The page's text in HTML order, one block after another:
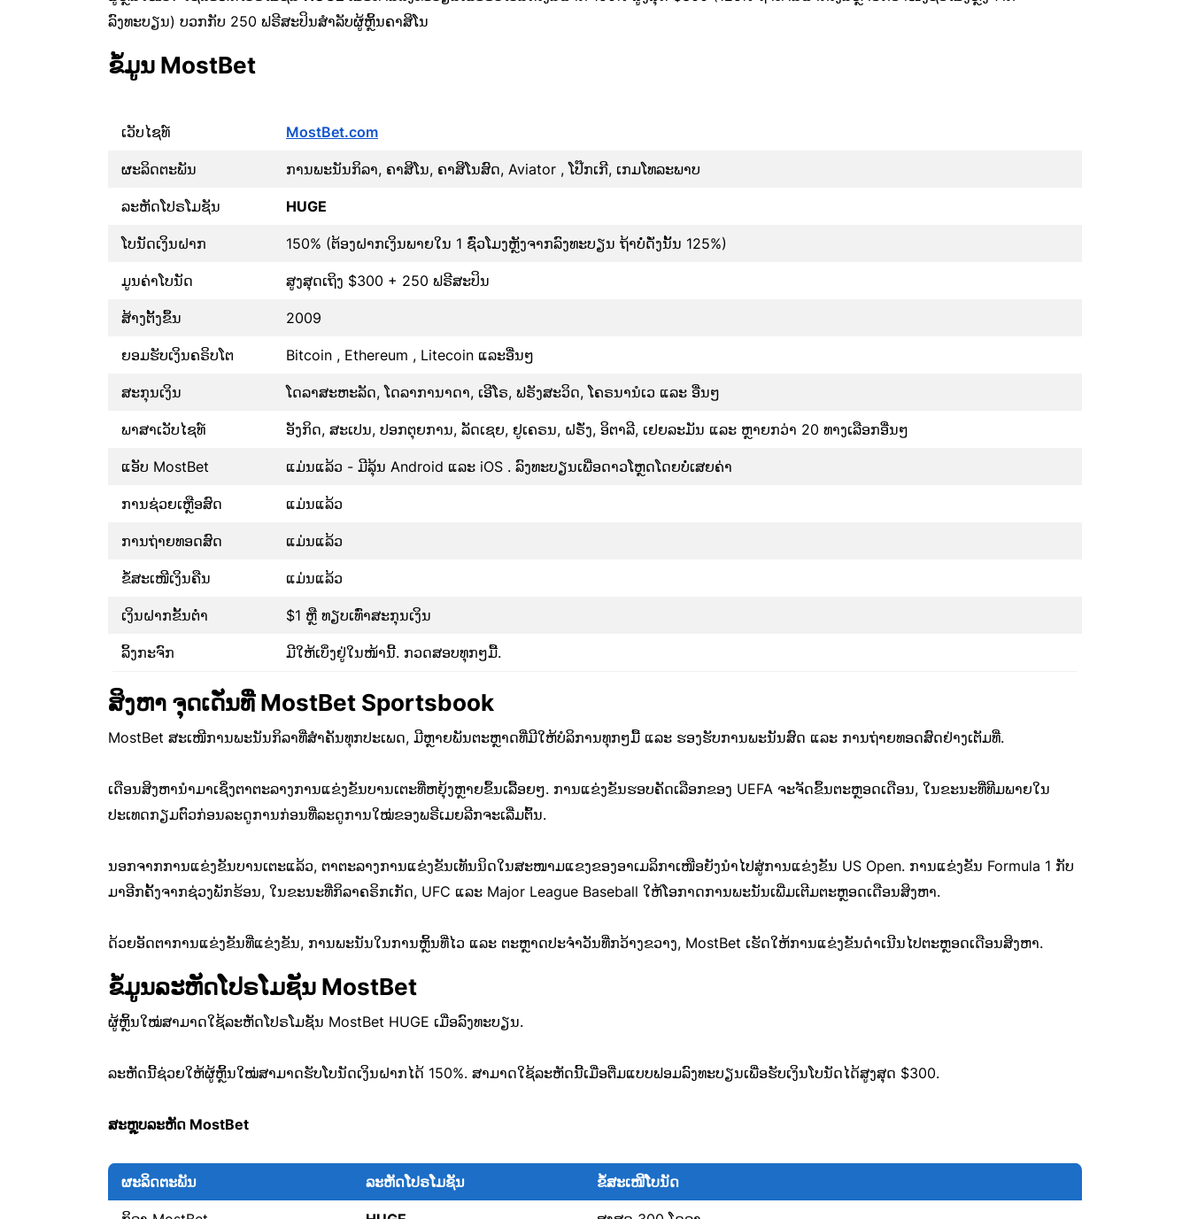
ລົງທະບຽນ) ບວກກັບ 250 ຟຣີສະປິນສຳລັບຜູ້ຫຼິ້ນຄາສິໂນ
ຂໍ້ມູນ MostBet
ເວັບໄຊທ໌ MostBet.com
ຜະລິດຕະພັນ ການພະນັນກິລາ, ຄາສິໂນ, ຄາສິໂນສົດ, Aviator , ໂປ໊ກເກີ, ເກມໂທລະພາບ
ລະຫັດໂປຣໂມຊັນ HUGE
ໂບນັດເງິນຝາກ 150% (ຕ້ອງຝາກເງິນພາຍໃນ 1 ຊົ່ວໂມງຫຼັງຈາກລົງທະບຽນ ຖ້າບໍ່ດັ່ງນັ້ນ 125%)
ມູນຄ່າໂບນັດ ສູງສຸດເຖິງ $300 + 250 ຟຣີສະປິນ
ສ້າງຕັ້ງຂຶ້ນ 2009
ຍອມຮັບເງິນຄຣິບໂຕ Bitcoin , Ethereum , Litecoin ແລະອື່ນໆ
ສະກຸນເງິນ ໂດລາສະຫະລັດ, ໂດລາການາດາ, ເອີໂຣ, ຟຣັງສະວິດ, ໂຄຣນານໍເວ ແລະ ອື່ນໆ
ພາສາເວັບໄຊທ໌ ອັງກິດ, ສະເປນ, ປອກຕຸຍການ, ລັດເຊຍ, ຢູເຄຣນ, ຝຣັ່ງ, ອິຕາລີ, ເຢຍລະມັນ ແລະ ຫຼາຍກວ່າ 20 ທາງເລືອກອື່ນໆ
ແອັບ MostBet ແມ່ນແລ້ວ - ມີລຸ້ນ Android ແລະ iOS . ລົງທະບຽນເພື່ອດາວໂຫຼດໂດຍບໍ່ເສຍຄ່າ
ການຊ່ວຍເຫຼືອສົດ ແມ່ນແລ້ວ
ການຖ່າຍທອດສົດ ແມ່ນແລ້ວ
ຂໍ້ສະເໜີເງິນຄືນ ແມ່ນແລ້ວ
ເງິນຝາກຂັ້ນຕ່ຳ $1 ຫຼື ທຽບເທົ່າສະກຸນເງິນ
ລິ້ງກະຈົກ ມີໃຫ້ເບິ່ງຢູ່ໃນໜ້ານີ້. ກວດສອບທຸກໆມື້.
ສິງຫາ ຈຸດເດັ່ນທີ່ MostBet Sportsbook
MostBet ສະເໜີການພະນັນກິລາທີ່ສຳຄັນທຸກປະເພດ, ມີຫຼາຍພັນຕະຫຼາດທີ່ມີໃຫ້ບໍລິການທຸກໆມື້ ແລະ ຮອງຮັບການພະນັນສົດ ແລະ ການຖ່າຍທອດສົດຢ່າງເຕັມທີ່.
ເດືອນສິງຫານຳມາເຊິ່ງຕາຕະລາງການແຂ່ງຂັນບານເຕະທີ່ຫຍຸ້ງຫຼາຍຂຶ້ນເລື້ອຍໆ. ການແຂ່ງຂັນຮອບຄັດເລືອກຂອງ UEFA ຈະຈັດຂຶ້ນຕະຫຼອດເດືອນ, ໃນຂະນະທີ່ທີມພາຍໃນ
ປະເທດກຽມຕົວກ່ອນລະດູການກ່ອນທີ່ລະດູການໃໝ່ຂອງພຣີເມຍລີກຈະເລີ່ມຕົ້ນ.
ນອກຈາກການແຂ່ງຂັນບານເຕະແລ້ວ, ຕາຕະລາງການແຂ່ງຂັນເທັນນິດໃນສະໜາມແຂງຂອງອາເມລິກາເໜືອຍັງນຳໄປສູ່ການແຂ່ງຂັນ US Open. ການແຂ່ງຂັນ Formula 1 ກັບ
ມາອີກຄັ້ງຈາກຊ່ວງພັກຮ້ອນ, ໃນຂະນະທີ່ກິລາຄຣິກເກັດ, UFC ແລະ Major League Baseball ໃຫ້ໂອກາດການພະນັນເພີ່ມເຕີມຕະຫຼອດເດືອນສິງຫາ.
ດ້ວຍອັດຕາການແຂ່ງຂັນທີ່ແຂ່ງຂັນ, ການພະນັນໃນການຫຼິ້ນທີ່ໄວ ແລະ ຕະຫຼາດປະຈຳວັນທີ່ກວ້າງຂວາງ, MostBet ເຮັດໃຫ້ການແຂ່ງຂັນດຳເນີນໄປຕະຫຼອດເດືອນສິງຫາ.
ຂໍ້ມູນລະຫັດໂປຣໂມຊັນ MostBet
ຜູ້ຫຼິ້ນໃໝ່ສາມາດໃຊ້ລະຫັດໂປຣໂມຊັນ MostBet HUGE ເມື່ອລົງທະບຽນ.
ລະຫັດນີ້ຊ່ວຍໃຫ້ຜູ້ຫຼິ້ນໃໝ່ສາມາດຮັບໂບນັດເງິນຝາກໄດ້ 150%. ສາມາດໃຊ້ລະຫັດນີ້ເມື່ອຕື່ມແບບຟອມລົງທະບຽນເພື່ອຮັບເງິນໂບນັດໄດ້ສູງສຸດ $300.
ສະຫຼຸບລະຫັດ MostBet
ຜະລິດຕະພັນ ລະຫັດໂປຣໂມຊັນ ຂໍ້ສະເໜີໂບນັດ